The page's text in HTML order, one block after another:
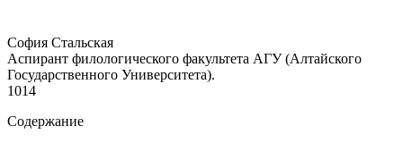
София Стальская
Аспирант филологического факультета АГУ (Алтайского
Государственного Университета).
1014
Содержание